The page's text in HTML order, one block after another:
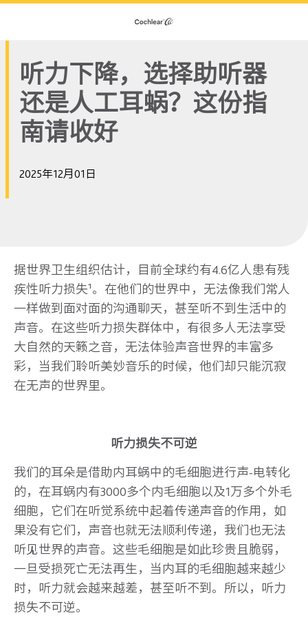
听力下降，选择助听器
还是人工耳蜗？这份指
南请收好
2025年12月01日
据世界卫生组织估计，目前全球约有4.6亿人患有残
疾性听力损失¹。在他们的世界中，无法像我们常人
一样做到面对面的沟通聊天，甚至听不到生活中的
声音。在这些听力损失群体中，有很多人无法享受
大自然的天籁之音，无法体验声音世界的丰富多
彩，当我们聆听美妙音乐的时候，他们却只能沉寂
在无声的世界里。
听力损失不可逆
我们的耳朵是借助内耳蜗中的毛细胞进行声-电转化
的，在耳蜗内有3000多个内毛细胞以及1万多个外毛
细胞，它们在听觉系统中起着传递声音的作用，如
果没有它们，声音也就无法顺利传递，我们也无法
听见世界的声音。这些毛细胞是如此珍贵且脆弱，
一旦受损死亡无法再生，当内耳的毛细胞越来越少
时，听力就会越来越差，甚至听不到。所以，听力
损失不可逆。